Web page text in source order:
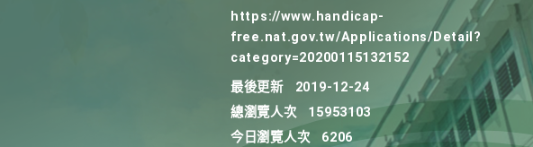
https://www.handicap-
free.nat.gov.tw/Applications/Detail?
category=20200115132152
最後更新
2019-12-24
總瀏覽人次
15953103
今日瀏覽人次
6206